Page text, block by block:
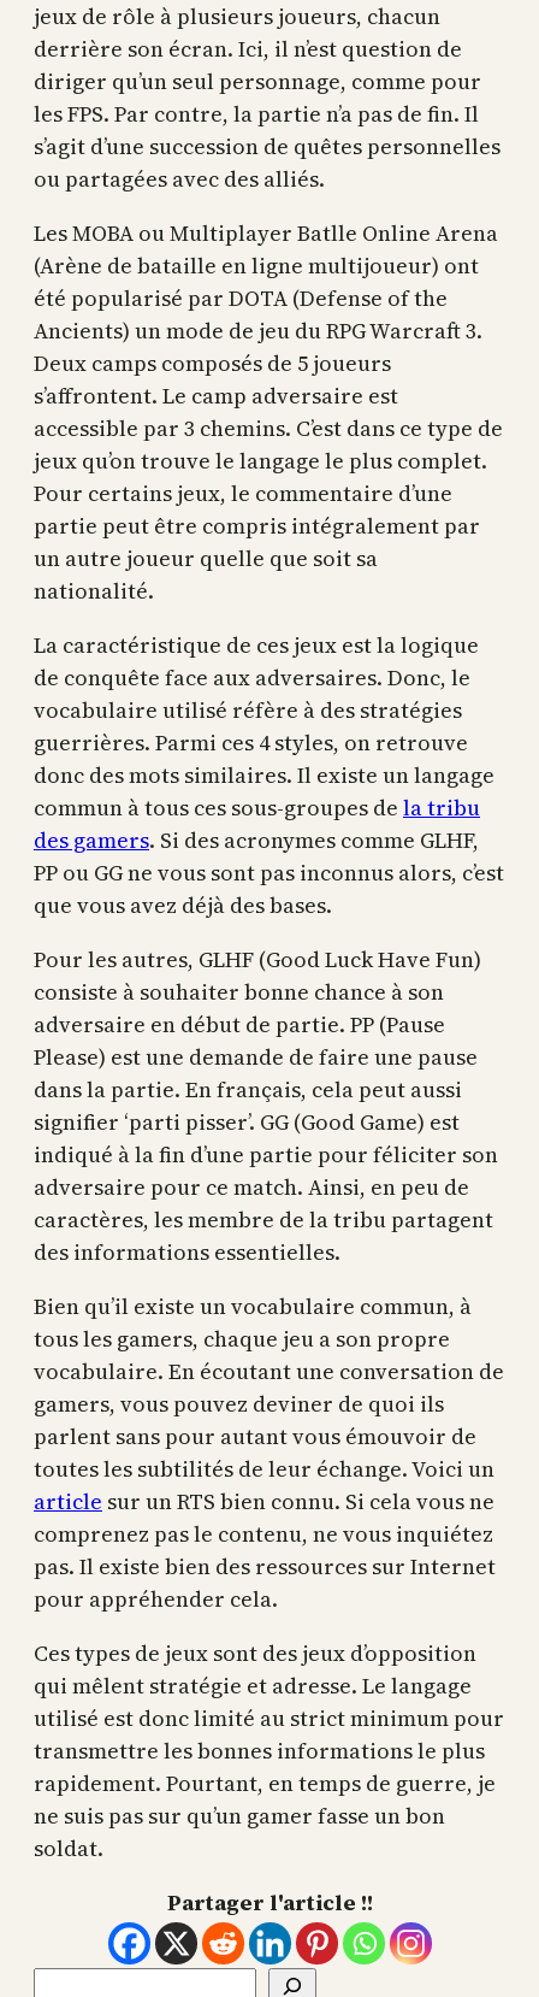
jeux de rôle à plusieurs joueurs, chacun
derrière son écran. Ici, il n’est question de
diriger qu’un seul personnage, comme pour
les FPS. Par contre, la partie n’a pas de fin. Il
s’agit d’une succession de quêtes personnelles
ou partagées avec des alliés.
Les MOBA ou Multiplayer Batlle Online Arena
(Arène de bataille en ligne multijoueur) ont
été popularisé par DOTA (Defense of the
Ancients) un mode de jeu du RPG Warcraft 3.
Deux camps composés de 5 joueurs
s’affrontent. Le camp adversaire est
accessible par 3 chemins. C’est dans ce type de
jeux qu’on trouve le langage le plus complet.
Pour certains jeux, le commentaire d’une
partie peut être compris intégralement par
un autre joueur quelle que soit sa
nationalité.
La caractéristique de ces jeux est la logique
de conquête face aux adversaires. Donc, le
vocabulaire utilisé réfère à des stratégies
guerrières. Parmi ces 4 styles, on retrouve
donc des mots similaires. Il existe un langage
commun à tous ces sous-groupes de la tribu
des gamers. Si des acronymes comme GLHF,
PP ou GG ne vous sont pas inconnus alors, c’est
que vous avez déjà des bases.
Pour les autres, GLHF (Good Luck Have Fun)
consiste à souhaiter bonne chance à son
adversaire en début de partie. PP (Pause
Please) est une demande de faire une pause
dans la partie. En français, cela peut aussi
signifier ‘parti pisser’. GG (Good Game) est
indiqué à la fin d’une partie pour féliciter son
adversaire pour ce match. Ainsi, en peu de
caractères, les membre de la tribu partagent
des informations essentielles.
Bien qu’il existe un vocabulaire commun, à
tous les gamers, chaque jeu a son propre
vocabulaire. En écoutant une conversation de
gamers, vous pouvez deviner de quoi ils
parlent sans pour autant vous émouvoir de
toutes les subtilités de leur échange. Voici un
article sur un RTS bien connu. Si cela vous ne
comprenez pas le contenu, ne vous inquiétez
pas. Il existe bien des ressources sur Internet
pour appréhender cela.
Ces types de jeux sont des jeux d’opposition
qui mêlent stratégie et adresse. Le langage
utilisé est donc limité au strict minimum pour
transmettre les bonnes informations le plus
rapidement. Pourtant, en temps de guerre, je
ne suis pas sur qu’un gamer fasse un bon
soldat.
Partager l'article !!